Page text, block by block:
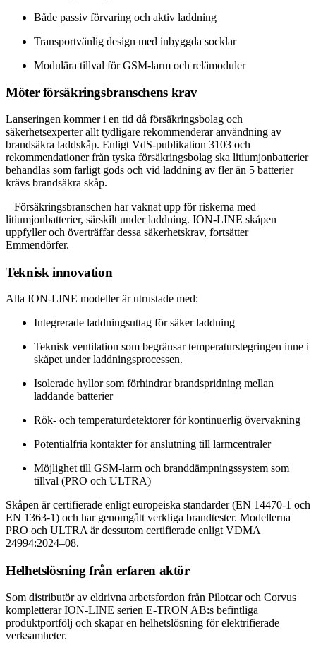
Både passiv förvaring och aktiv laddning
Transportvänlig design med inbyggda socklar
Modulära tillval för GSM-larm och relämoduler
Möter försäkringsbranschens krav
Lanseringen kommer i en tid då försäkringsbolag och
säkerhetsexperter allt tydligare rekommenderar användning av
brandsäkra laddskåp. Enligt VdS-publikation 3103 och
rekommendationer från tyska försäkringsbolag ska litiumjonbatterier
behandlas som farligt gods och vid laddning av fler än 5 batterier
krävs brandsäkra skåp.
– Försäkringsbranschen har vaknat upp för riskerna med
litiumjonbatterier, särskilt under laddning. ION-LINE skåpen
uppfyller och överträffar dessa säkerhetskrav, fortsätter
Emmendörfer.
Teknisk innovation
Alla ION-LINE modeller är utrustade med:
Integrerade laddningsuttag för säker laddning
Teknisk ventilation som begränsar temperaturstegringen inne i
skåpet under laddningsprocessen.
Isolerade hyllor som förhindrar brandspridning mellan
laddande batterier
Rök- och temperaturdetektorer för kontinuerlig övervakning
Potentialfria kontakter för anslutning till larmcentraler
Möjlighet till GSM-larm och branddämpningssystem som
tillval (PRO och ULTRA)
Skåpen är certifierade enligt europeiska standarder (EN 14470-1 och
EN 1363-1) och har genomgått verkliga brandtester. Modellerna
PRO och ULTRA är dessutom certifierade enligt VDMA
24994:2024–08.
Helhetslösning från erfaren aktör
Som distributör av eldrivna arbetsfordon från Pilotcar och Corvus
kompletterar ION-LINE serien E-TRON AB:s befintliga
produktportfölj och skapar en helhetslösning för elektrifierade
verksamheter.